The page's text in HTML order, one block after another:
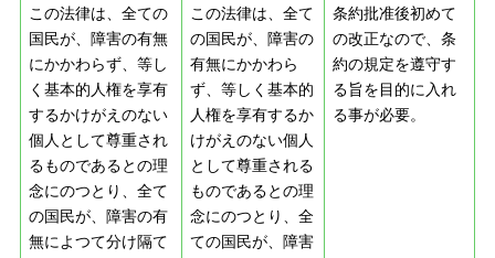
この法律は、全ての
国民が、障害の有無
にかかわらず、等し
く基本的人権を享有
するかけがえのない
個人として尊重され
るものであるとの理
念にのつとり、全て
の国民が、障害の有
無によつて分け隔て
この法律は、全て
の国民が、障害の
有無にかかわら
ず、等しく基本的
人権を享有するか
けがえのない個人
として尊重される
ものであるとの理
念にのつとり、全
ての国民が、障害
条約批准後初めて
の改正なので、条
約の規定を遵守す
る旨を目的に入れ
る事が必要。